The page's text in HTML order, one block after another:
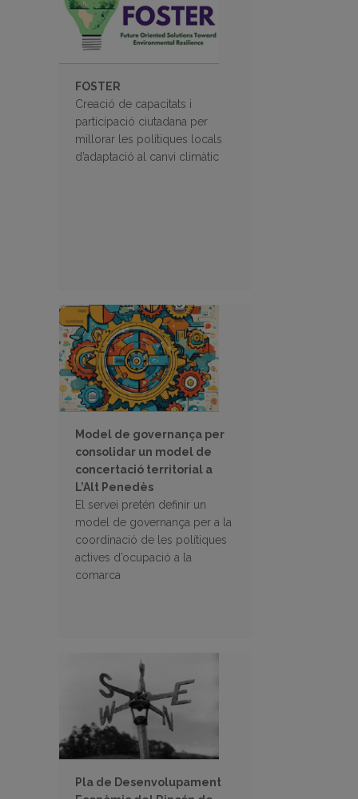
FOSTER
Creació de capacitats i
participació ciutadana per
millorar les polítiques locals
d’adaptació al canvi climàtic
Model de governança per
consolidar un model de
concertació territorial a
L’Alt Penedès
El servei pretén definir un
model de governança per a la
coordinació de les polítiques
actives d’ocupació a la
comarca
Pla de Desenvolupament